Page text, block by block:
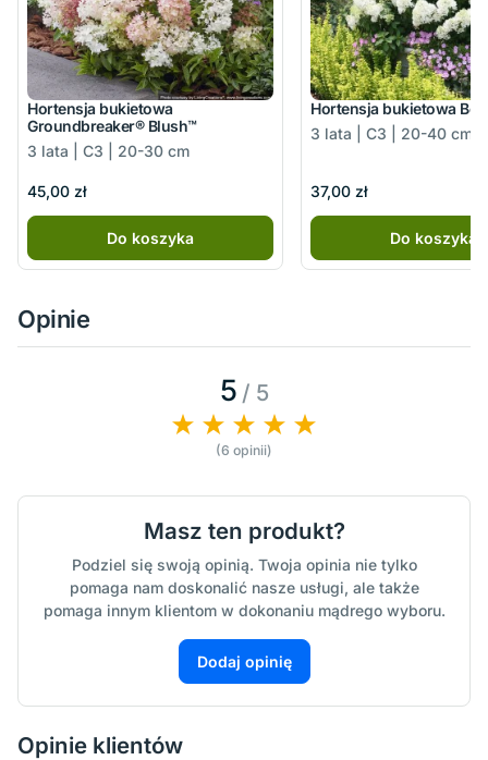
Hortensja bukietowa
Groundbreaker® Blush™
3 lata | C3 | 20-30 cm
45,00 zł
Do koszyka
Hortensja bukietowa
3 lata | C3 | 20-40 cm
37,00 zł
Do koszyka
Opinie
5 / 5
(6 opinii)
Masz ten produkt?
Podziel się swoją opinią. Twoja opinia nie tylko
pomaga nam doskonalić nasze usługi, ale także
pomaga innym klientom w dokonaniu mądrego wyboru.
Dodaj opinię
Opinie klientów